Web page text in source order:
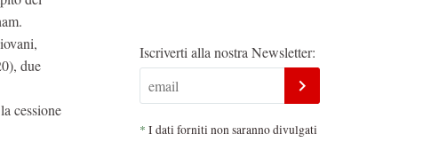
due
cessione
Iscriverti alla nostra Newsletter:
* I dati forniti non saranno divulgati